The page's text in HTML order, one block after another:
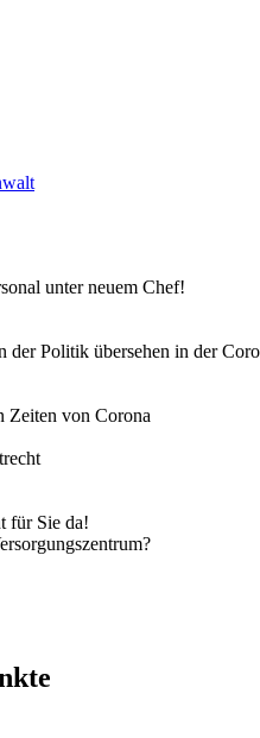
unter neuem Chef!
der Politik übersehen in der
Zeiten von Corona